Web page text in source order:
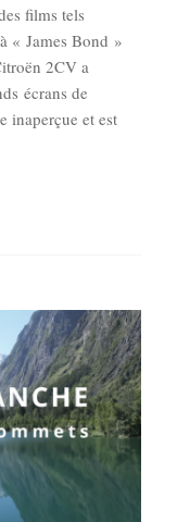
films tels
« James Bond »
2CV a
écrans de
inaperçue et est